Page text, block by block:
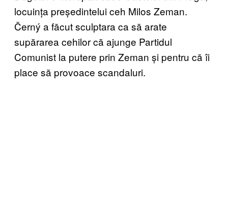
locuința președintelui ceh Milos Zeman.
Černý a făcut sculptara ca să arate
supărarea cehilor că ajunge Partidul
Comunist la putere prin Zeman și pentru că îi
place să provoace scandaluri.